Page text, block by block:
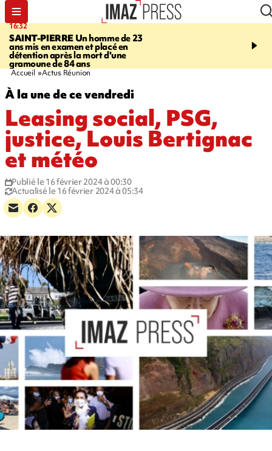
16:32
SAINT-PIERREUn homme de 23
ans mis en examen et placé en
détention après la mort d'une
gramoune de 84 ans
21:08
et Turquie scellent un
Accueil Actus Réunion
À la une de ce vendredi
Leasing social, PSG,
justice, Louis Bertignac
et météo
Publié le 16 février 2024 à 00:30
Actualisé le 16 février 2024 à 05:34